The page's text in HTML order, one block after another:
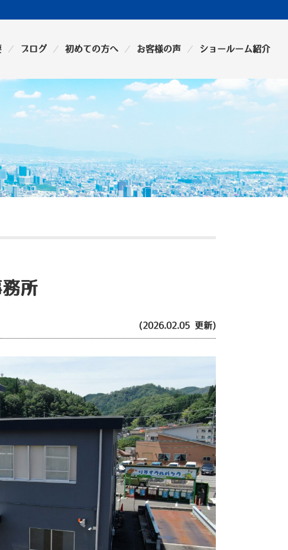
ブログ 初めての方へ お客様の声 ショールーム紹介
所
(2026.02.05 更新)